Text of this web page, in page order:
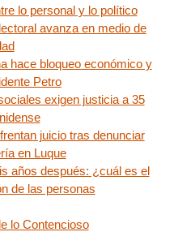
lo personal y lo político
avanza en medio de
hace bloqueo económico y
Petro
exigen justicia a 35
juicio tras denunciar
en Luque
años después: ¿cuál es el
de las personas
lo Contencioso